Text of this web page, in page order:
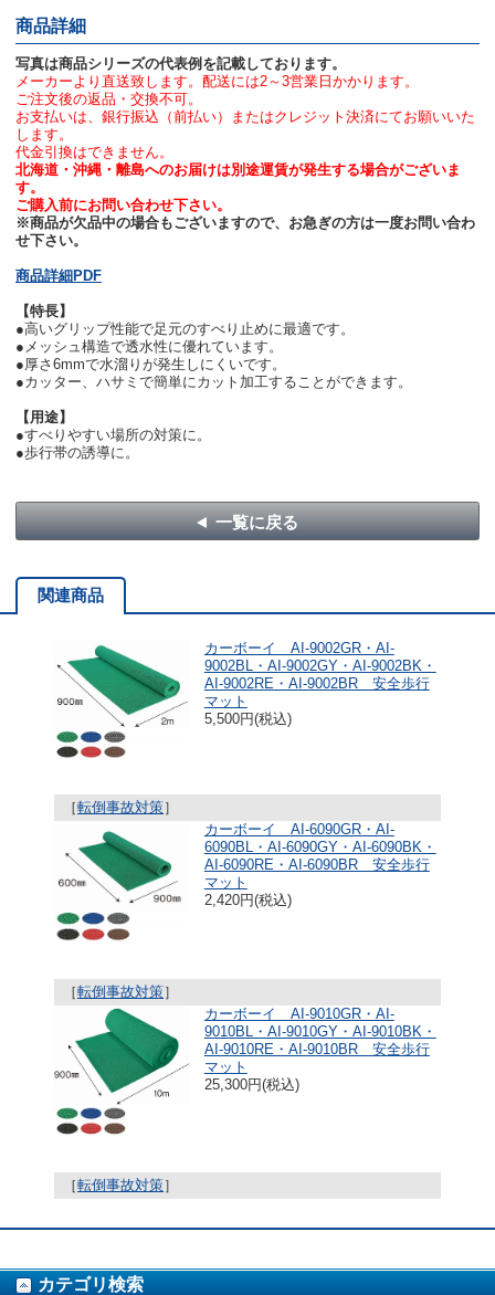
商品詳細
写真は商品シリーズの代表例を記載しております。
メーカーより直送致します。配送には2～3営業日かかります。
ご注文後の返品・交換不可。
お支払いは、銀行振込（前払い）またはクレジット決済にてお願いいた
します。
代金引換はできません。
北海道・沖縄・離島へのお届けは別途運賃が発生する場合がございま
す。
ご購入前にお問い合わせ下さい。
※商品が欠品中の場合もございますので、お急ぎの方は一度お問い合わ
せ下さい。
商品詳細PDF
【特長】
●高いグリップ性能で足元のすべり止めに最適です。
●メッシュ構造で透水性に優れています。
●厚さ6mmで水溜りが発生しにくいです。
●カッター、ハサミで簡単にカット加工することができます。
【用途】
●すべりやすい場所の対策に。
●歩行帯の誘導に。
一覧に戻る
関連商品
カーボーイ AI-9002GR・AI-
9002BL・AI-9002GY・AI-9002BK・
AI-9002RE・AI-9002BR 安全歩行
マット
5,500円(税込)
［転倒事故対策］
カーボーイ AI-6090GR・AI-
6090BL・AI-6090GY・AI-6090BK・
AI-6090RE・AI-6090BR 安全歩行
マット
2,420円(税込)
［転倒事故対策］
カーボーイ AI-9010GR・AI-
9010BL・AI-9010GY・AI-9010BK・
AI-9010RE・AI-9010BR 安全歩行
マット
25,300円(税込)
［転倒事故対策］
カテゴリ検索